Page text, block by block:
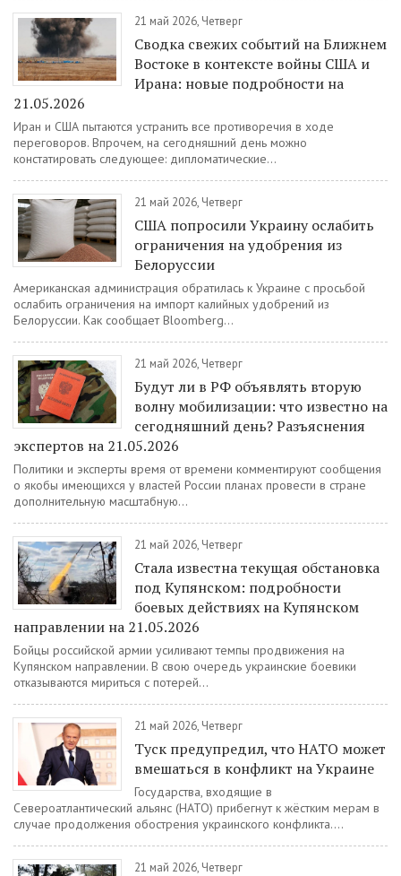
21 май 2026, Четверг
Сводка свежих событий на Ближнем
Востоке в контексте войны США и
Ирана: новые подробности на
21.05.2026
Иран и США пытаются устранить все противоречия в ходе
переговоров. Впрочем, на сегодняшний день можно
констатировать следующее: дипломатические...
21 май 2026, Четверг
США попросили Украину ослабить
ограничения на удобрения из
Белоруссии
Американская администрация обратилась к Украине с просьбой
ослабить ограничения на импорт калийных удобрений из
Белоруссии. Как сообщает Bloomberg...
21 май 2026, Четверг
Будут ли в РФ объявлять вторую
волну мобилизации: что известно на
сегодняшний день? Разъяснения
экспертов на 21.05.2026
Политики и эксперты время от времени комментируют сообщения
о якобы имеющихся у властей России планах провести в стране
дополнительную масштабную...
21 май 2026, Четверг
Стала известна текущая обстановка
под Купянском: подробности
боевых действиях на Купянском
направлении на 21.05.2026
Бойцы российской армии усиливают темпы продвижения на
Купянском направлении. В свою очередь украинские боевики
отказываются мириться с потерей...
21 май 2026, Четверг
Туск предупредил, что НАТО может
вмешаться в конфликт на Украине
Государства, входящие в
Североатлантический альянс (НАТО) прибегнут к жёстким мерам в
случае продолжения обострения украинского конфликта....
21 май 2026, Четверг